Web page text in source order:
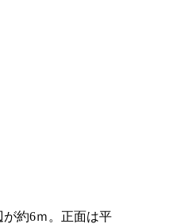
約6ｍ。正面は平